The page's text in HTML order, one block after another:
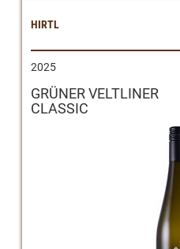
HIRTL
2025
GRÜNER VELTLINER
CLASSIC